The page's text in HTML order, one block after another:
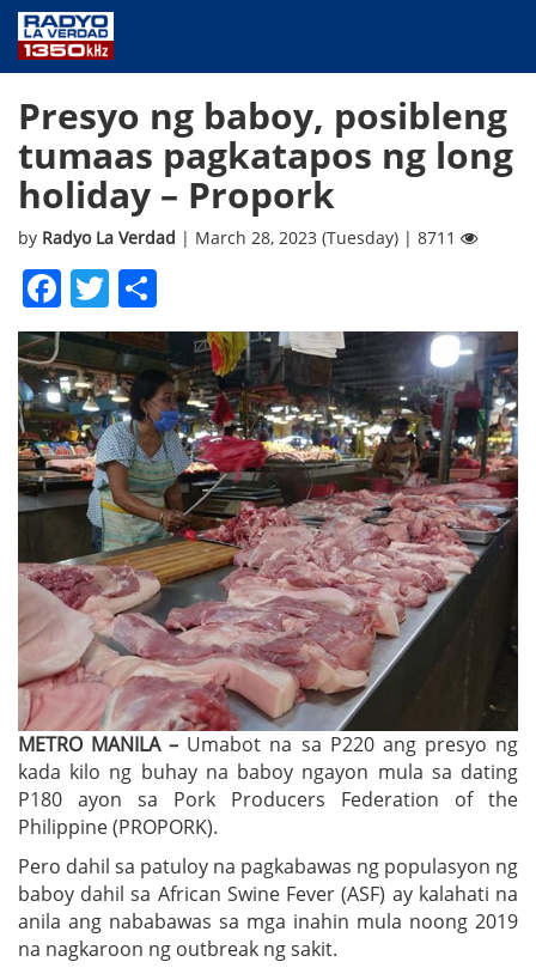
PUBLIC SERVICE
ANNOUNCEMENTS
PROGRAMS
ABOUT
Presyo ng baboy, posibleng
tumaas pagkatapos ng long
holiday – Propork
by Radyo La Verdad | March 28, 2023 (Tuesday) | 8711
Facebook
Twitter
METRO MANILA – Umabot na sa P220 ang presyo ng
kada kilo ng buhay na baboy ngayon mula sa dating
P180 ayon sa Pork Producers Federation of the
Philippine (PROPORK).
Pero dahil sa patuloy na pagkabawas ng populasyon ng
baboy dahil sa African Swine Fever (ASF) ay kalahati na
anila ang nababawas sa mga inahin mula noong 2019
na nagkaroon ng outbreak ng sakit.